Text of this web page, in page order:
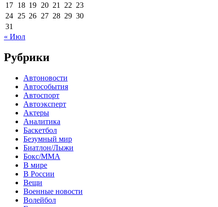
17 18 19 20 21 22 23
24 25 26 27 28 29 30
31
« Июл
Рубрики
Автоновости
Автособытия
Автоспорт
Автоэксперт
Актеры
Аналитика
Баскетбол
Безумный мир
Биатлон/Лыжи
Бокс/MMA
В мире
В России
Вещи
Военные новости
Волейбол